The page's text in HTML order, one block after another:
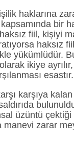
haklarına
bir
fiil, kişiyi
haksız
yükümlüdür.
ikiye
esastır.
karşıya
üzüntü
manevi zarar